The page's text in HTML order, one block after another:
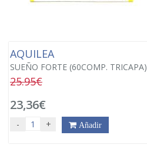
AQUILEA
SUEÑO FORTE (60COMP. TRICAPA)
25.95€
23,36€
- + Añadir